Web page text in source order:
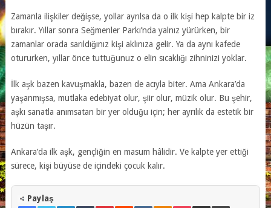
Zamanla ilişkiler değişse, yollar ayrılsa da o ilk kişi hep kalpte bir iz
bırakır. Yıllar sonra Seğmenler Parkı’nda yalnız yürürken, bir
zamanlar orada sarıldığınız kişi aklınıza gelir. Ya da aynı kafede
otururken, yıllar önce tuttuğunuz o elin sıcaklığı zihninizi yoklar.
İlk aşk bazen kavuşmakla, bazen de acıyla biter. Ama Ankara’da
yaşanmışsa, mutlaka edebiyat olur, şiir olur, müzik olur. Bu şehir,
aşkı sanatla anımsatan bir yer olduğu için; her ayrılık da estetik bir
hüzün taşır.
Ankara’da ilk aşk, gençliğin en masum hâlidir. Ve kalpte yer ettiği
sürece, kişi büyüse de içindeki çocuk kalır.
Paylaş